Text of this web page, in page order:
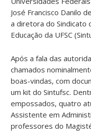
José Francisco Danilo
a diretora do Sindicato
Educação da UFSC
Após a fala das
chamados
boas-vindas, com
um kit do Sintufsc.
empossados, quatro
Assistente em
professores do